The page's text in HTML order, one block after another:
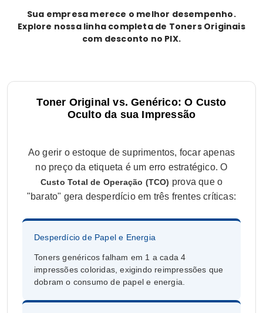
Sua empresa merece o melhor desempenho.
Explore nossa linha completa de Toners Originais
com desconto no PIX.
Toner Original vs. Genérico: O Custo
Oculto da sua Impressão
Ao gerir o estoque de suprimentos, focar apenas
no preço da etiqueta é um erro estratégico. O
Custo Total de Operação (TCO) prova que o
"barato" gera desperdício em três frentes críticas:
Desperdício de Papel e Energia
Toners genéricos falham em 1 a cada 4
impressões coloridas, exigindo reimpressões que
dobram o consumo de papel e energia.